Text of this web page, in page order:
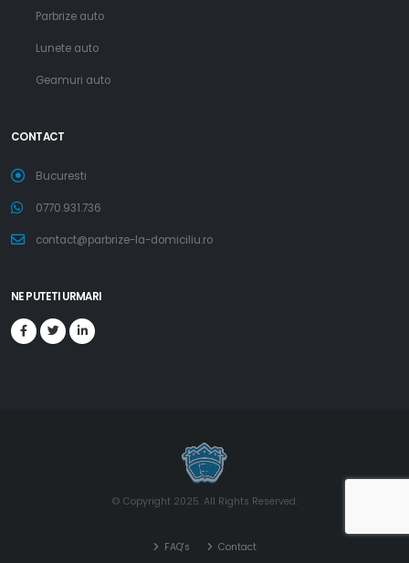
Parbrize auto
Lunete auto
Geamuri auto
CONTACT
Bucuresti
0770.931.736
contact@parbrize-la-domiciliu.ro
NE PUTETI URMARI
© Copyright 2025. All Rights Reserved.
FAQ's Contact